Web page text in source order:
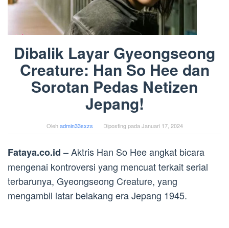
Dibalik Layar Gyeongseong
Creature: Han So Hee dan
Sorotan Pedas Netizen
Jepang!
Olehadmin33sxzs Diposting pada Januari 17, 2024
Fataya.co.id – Aktris Han So Hee angkat bicara
mengenai kontroversi yang mencuat terkait serial
terbarunya, Gyeongseong Creature, yang
mengambil latar belakang era Jepang 1945.